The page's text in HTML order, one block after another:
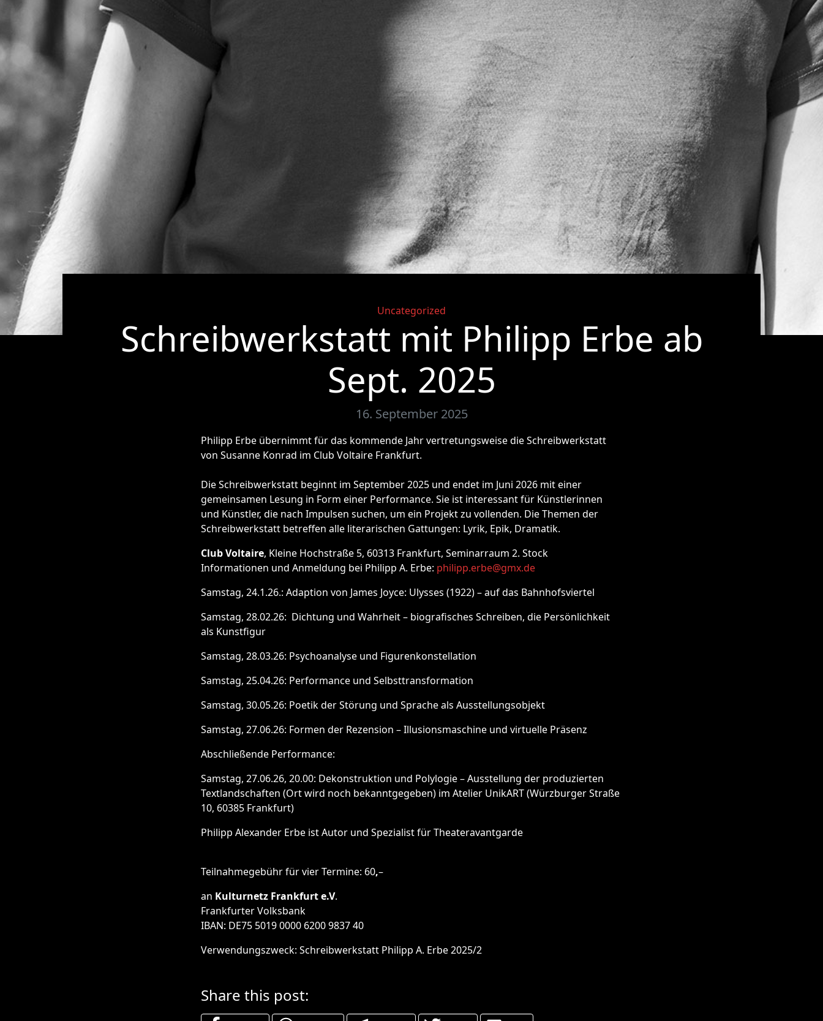
Categories
Uncategorized
Schreibwerkstatt mit Philipp Erbe ab
Sept. 2025
16. September 2025
Philipp Erbe übernimmt für das kommende Jahr vertretungsweise die Schreibwerkstatt
von Susanne Konrad im Club Voltaire Frankfurt.
Die Schreibwerkstatt beginnt im September 2025 und endet im Juni 2026 mit einer
gemeinsamen Lesung in Form einer Performance. Sie ist interessant für Künstlerinnen
und Künstler, die nach Impulsen suchen, um ein Projekt zu vollenden. Die Themen der
Schreibwerkstatt betreffen alle literarischen Gattungen: Lyrik, Epik, Dramatik.
Club Voltaire, Kleine Hochstraße 5, 60313 Frankfurt, Seminarraum 2. Stock
Informationen und Anmeldung bei Philipp A. Erbe: philipp.erbe@gmx.de
Samstag, 24.1.26.: Adaption von James Joyce: Ulysses (1922) – auf das Bahnhofsviertel
Samstag, 28.02.26: Dichtung und Wahrheit – biografisches Schreiben, die Persönlichkeit
als Kunstfigur
Samstag, 28.03.26: Psychoanalyse und Figurenkonstellation
Samstag, 25.04.26: Performance und Selbsttransformation
Samstag, 30.05.26: Poetik der Störung und Sprache als Ausstellungsobjekt
Samstag, 27.06.26: Formen der Rezension – Illusionsmaschine und virtuelle Präsenz
Abschließende Performance:
Samstag, 27.06.26, 20.00: Dekonstruktion und Polylogie – Ausstellung der produzierten
Textlandschaften (Ort wird noch bekanntgegeben) im Atelier UnikART (Würzburger Straße
10, 60385 Frankfurt)
Philipp Alexander Erbe ist Autor und Spezialist für Theateravantgarde
Teilnahmegebühr für vier Termine: 60,–
an Kulturnetz Frankfurt e.V.
Frankfurter Volksbank
IBAN: DE75 5019 0000 6200 9837 40
Verwendungszweck: Schreibwerkstatt Philipp A. Erbe 2025/2
Share this post: